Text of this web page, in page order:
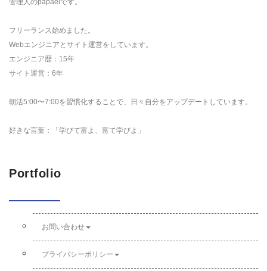
管理人のpapaelです。
フリーランス始めました。
Webエンジニアとサイト運営をしています。
エンジニア歴：15年
サイト運営：6年
朝活5:00〜7:00を習慣化することで、日々自分をアップデートしています。
好きな言葉：「学びて富よ、富て学びよ」
Portfolio
お問い合わせ
プライバシーポリシー